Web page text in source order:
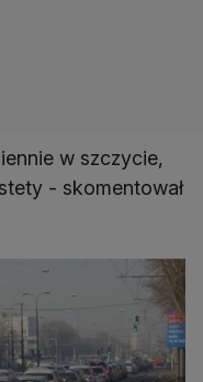
w szczycie,
- skomentował